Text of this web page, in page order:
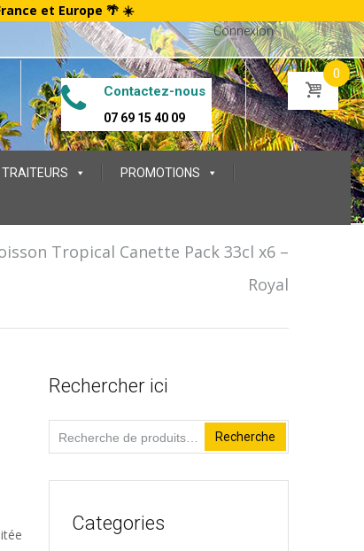
et Europe 🌴 ☀️
Connexion
Contactez-nous
07 69 15 40 09
0
PROMOTIONS
Tropical Canette Pack 33cl x6 –
Royal
Rechercher ici
Recherche
pour :
Recherche
Categories